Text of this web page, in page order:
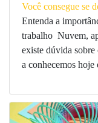
Você consegue se
Entenda a
trabalho Nuvem,
existe dúvida
a conhecemos